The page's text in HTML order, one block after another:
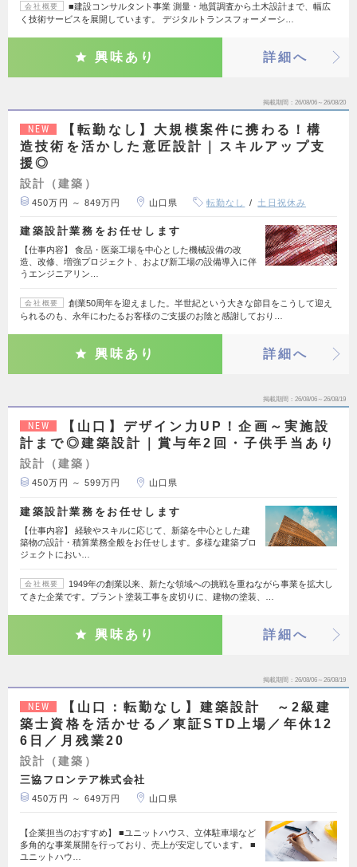
会社概要
■建設コンサルタント事業 測量・地質調査から土木設計まで、幅広
く技術サービスを展開しています。 デジタルトランスフォーメーシ…
興味あり 詳細へ
掲載期間 26/08/06～26/08/20
NEW
【転勤なし】大規模案件に携わる！構
造技術を活かした意匠設計｜スキルアップ支
援◎
設計（建築）
450万円 ～ 849万円 山口県 転勤なし 土日祝休み
建築設計業務をお任せします
【仕事内容】 食品・医薬工場を中心とした機械設備の改
造、改修、増強プロジェクト、および新工場の設備導入に伴
うエンジニアリン…
会社概要
創業50周年を迎えました。半世紀という大きな節目をこうして迎え
られるのも、永年にわたるお客様のご支援のお陰と感謝しており…
興味あり 詳細へ
掲載期間 26/08/06～26/08/19
NEW
【山口】デザイン力UP！企画～実施設
計まで◎建築設計｜賞与年2回・子供手当あり
設計（建築）
450万円 ～ 599万円 山口県
建築設計業務をお任せします
【仕事内容】 経験やスキルに応じて、新築を中心とした建
築物の設計・積算業務全般をお任せします。多様な建築プロ
ジェクトにおい…
会社概要
1949年の創業以来、新たな領域への挑戦を重ねながら事業を拡大し
てきた企業です。プラント塗装工事を皮切りに、建物の塗装、…
興味あり 詳細へ
掲載期間 26/08/06～26/08/19
NEW
【山口：転勤なし】建築設計 ～2級建
築士資格を活かせる／東証STD上場／年休12
6日／月残業20
設計（建築）
三協フロンテア株式会社
450万円 ～ 649万円 山口県
【企業担当のおすすめ】 ■ユニットハウス、立体駐車場など
多角的な事業展開を行っており、売上が安定しています。 ■
ユニットハウ…